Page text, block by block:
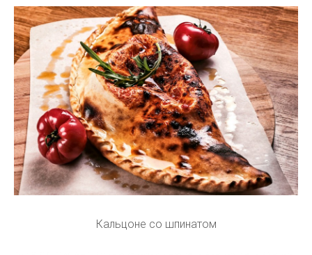
Кальцоне со шпинатом